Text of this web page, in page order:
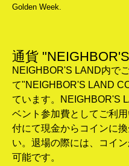
Golden Week.
通貨
NEIGHBOR'S LAND内で
て"NEIGHBOR'S LAND
ています。NEIGHBOR'S
ベント参加費としてご利
付にて現金からコインに
い。退場の際には、コイ
可能です。